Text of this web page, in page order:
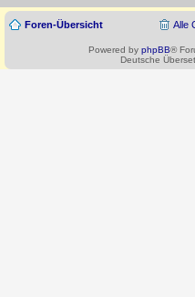
Foren-Übersicht Alle
Powered by phpBB®
Deutsche